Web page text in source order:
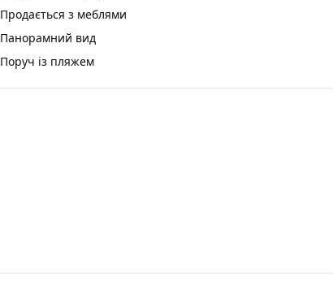
Продається з меблями
Панорамний вид
Поруч із пляжем